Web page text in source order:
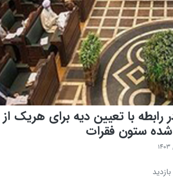
با تعیین دیه برای هریک از
ستون فقرات